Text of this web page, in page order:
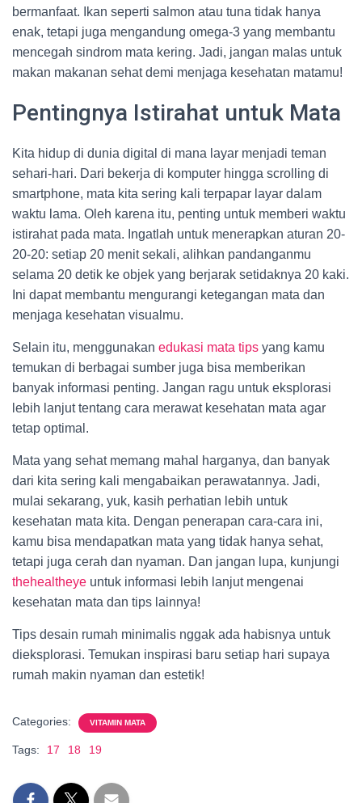
bermanfaat. Ikan seperti salmon atau tuna tidak hanya
enak, tetapi juga mengandung omega-3 yang membantu
mencegah sindrom mata kering. Jadi, jangan malas untuk
makan makanan sehat demi menjaga kesehatan matamu!
Pentingnya Istirahat untuk Mata
Kita hidup di dunia digital di mana layar menjadi teman
sehari-hari. Dari bekerja di komputer hingga scrolling di
smartphone, mata kita sering kali terpapar layar dalam
waktu lama. Oleh karena itu, penting untuk memberi waktu
istirahat pada mata. Ingatlah untuk menerapkan aturan 20-
20-20: setiap 20 menit sekali, alihkan pandanganmu
selama 20 detik ke objek yang berjarak setidaknya 20 kaki.
Ini dapat membantu mengurangi ketegangan mata dan
menjaga kesehatan visualmu.
Selain itu, menggunakan edukasi mata tips yang kamu
temukan di berbagai sumber juga bisa memberikan
banyak informasi penting. Jangan ragu untuk eksplorasi
lebih lanjut tentang cara merawat kesehatan mata agar
tetap optimal.
Mata yang sehat memang mahal harganya, dan banyak
dari kita sering kali mengabaikan perawatannya. Jadi,
mulai sekarang, yuk, kasih perhatian lebih untuk
kesehatan mata kita. Dengan penerapan cara-cara ini,
kamu bisa mendapatkan mata yang tidak hanya sehat,
tetapi juga cerah dan nyaman. Dan jangan lupa, kunjungi
thehealtheye untuk informasi lebih lanjut mengenai
kesehatan mata dan tips lainnya!
Tips desain rumah minimalis nggak ada habisnya untuk
dieksplorasi. Temukan inspirasi baru setiap hari supaya
rumah makin nyaman dan estetik!
Categories: VITAMIN MATA
Tags: 17 18 19